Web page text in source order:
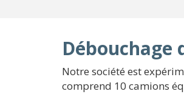
Débouchage
Notre société est
comprend 10 camions